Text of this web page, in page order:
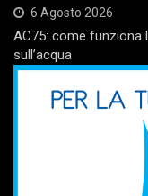
6 Agosto 2026
AC75: come funziona
sull’acqua